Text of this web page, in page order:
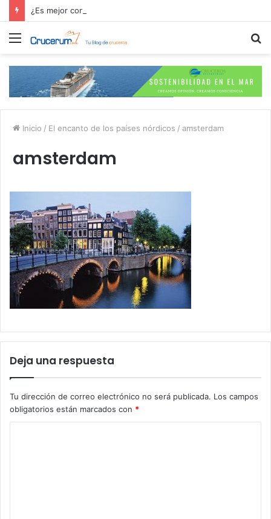
Menú
Inicio / El encanto de los países nórdicos / amsterdam
amsterdam
Deja una respuesta
Tu dirección de correo electrónico no será publicada. Los campos
obligatorios están marcados con *